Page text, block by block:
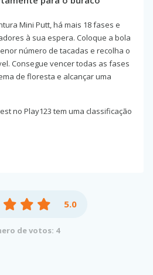
Mini Putt, há mais 18 fases e
à sua espera. Coloque a bola
número de tacadas e recolha o
Consegue vencer todas as fases
de floresta e alcançar uma
no Play123 tem uma classificação
5.0
de votos: 4